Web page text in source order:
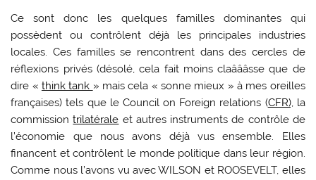
Ce sont donc les quelques familles dominantes qui
possèdent ou contrôlent déjà les principales industries
locales. Ces familles se rencontrent dans des cercles de
réflexions privés (désolé, cela fait moins claâââsse que de
dire « think tank » mais cela « sonne mieux » à mes oreilles
françaises) tels que le Council on Foreign relations (CFR),la
commissiontrilatérale et autres instruments de contrôle de
l’économie que nous avons déjà vus ensemble. Elles
financent et contrôlent le monde politique dans leur région.
Comme nous l’avons vu avec WILSON et ROOSEVELT, elles